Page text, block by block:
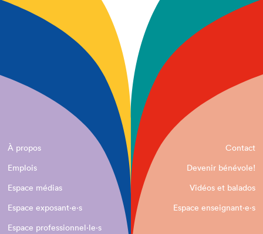
À propos
Contact
Emplois
Devenir bénévole!
Espace médias
Vidéos et balados
Espace exposant·e⋅s
Espace enseignant·e⋅s
Espace professionnel·le⋅s